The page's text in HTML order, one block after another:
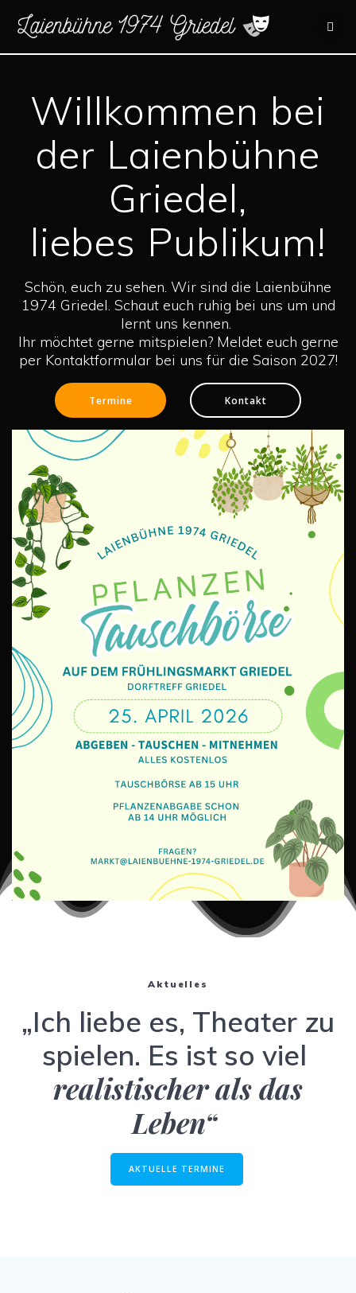
Inhalt
springen
Willkommen bei
der Laienbühne
Griedel,
liebes Publikum!
Schön, euch zu sehen. Wir sind die Laienbühne
1974 Griedel. Schaut euch ruhig bei uns um und
lernt uns kennen.
Ihr möchtet gerne mitspielen? Meldet euch gerne
per Kontaktformular bei uns für die Saison 2027!
Termine Kontakt
Aktuelles
„Ich liebe es, Theater zu
spielen. Es ist so viel
realistischer als das
Leben“
AKTUELLE TERMINE